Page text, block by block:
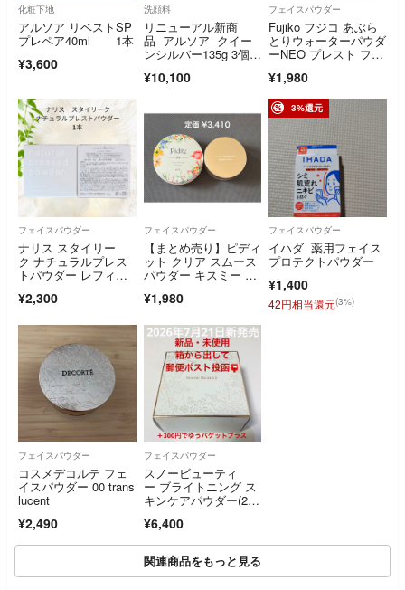
化粧下地
アルソア リベストSP
プレペア40ml 1本
¥3,600
洗顔料
リニューアル新商
品 アルソア クイー
ンシルバー135g 3個セ
¥10,100
フェイスパウダー
Fujiko フジコ あぶら
とりウォーターパウダ
ーNEO プレスト フェ
き
¥1,980
フェイスパウダー
ナリス スタイリー
ク ナチュラルプレス
トパウダー レフィ
¥2,300
フェイスパウダー
【まとめ売り】ピディ
ット クリア スムース
パウダー キスミー フ
ルパウダー
¥1,980
3%還元
フェイスパウダー
イハダ 薬用フェイス
プロテクトパウダー
¥1,400
42円相当還元(3%)
フェイスパウダー
コスメデコルテ フェ
イスパウダー 00 trans
lucent
¥2,490
フェイスパウダー
スノービューティ
ー ブライトニング ス
キンケアパウダー(25
¥6,400
関連商品をもっと見る